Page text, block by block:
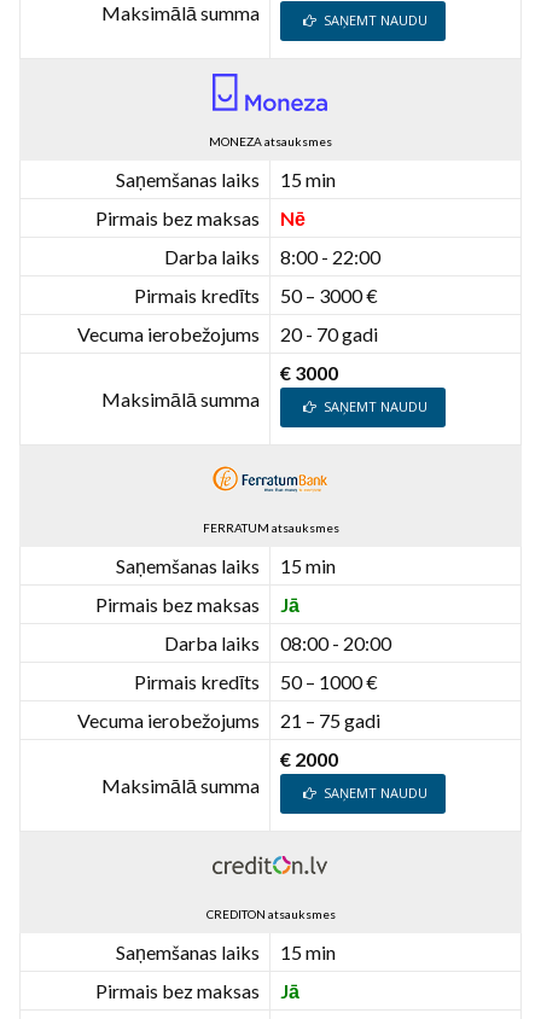
Maksimālā summa SAŅEMT NAUDU
MONEZA atsauksmes
Saņemšanas laiks
15 min
Pirmais bez maksas
Nē
Darba laiks
8:00 - 22:00
Pirmais kredīts
50 – 3000 €
Vecuma ierobežojums
20 - 70 gadi
Maksimālā summa
€ 3000
SAŅEMT NAUDU
FERRATUM atsauksmes
Saņemšanas laiks
15 min
Pirmais bez maksas
Jā
Darba laiks
08:00 - 20:00
Pirmais kredīts
50 – 1000 €
Vecuma ierobežojums
21 – 75 gadi
Maksimālā summa
€ 2000
SAŅEMT NAUDU
CREDITON atsauksmes
Saņemšanas laiks
15 min
Pirmais bez maksas
Jā